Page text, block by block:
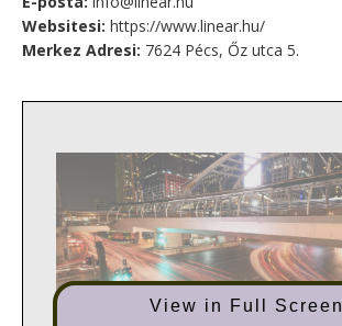
Websitesi: https://www.linear.hu/
Merkez Adresi: 7624 Pécs, Őz utca 5.
View in Full Screen